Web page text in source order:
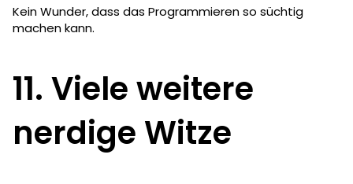
Kein Wunder, dass das Programmieren so süchtig
machen kann.
11. Viele weitere
nerdige Witze